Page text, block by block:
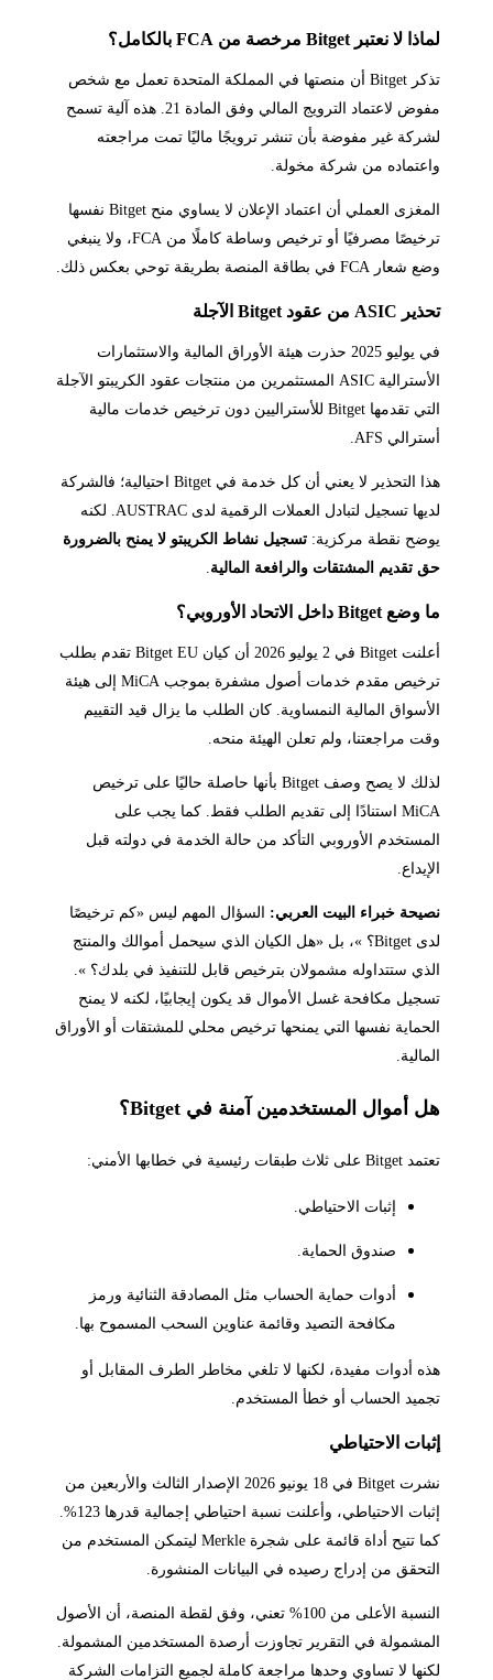
لماذا لا نعتبر Bitget مرخصة من FCA بالكامل؟
تذكر Bitget أن منصتها في المملكة المتحدة تعمل مع شخص
مفوض لاعتماد الترويج المالي وفق المادة 21. هذه آلية تسمح
لشركة غير مفوضة بأن تنشر ترويجًا ماليًا تمت مراجعته
واعتماده من شركة مخولة.
المغزى العملي أن اعتماد الإعلان لا يساوي منح Bitget نفسها
ترخيصًا مصرفيًا أو ترخيص وساطة كاملًا من FCA، ولا ينبغي
وضع شعار FCA في بطاقة المنصة بطريقة توحي بعكس ذلك.
تحذير ASIC من عقود Bitget الآجلة
في يوليو 2025 حذرت هيئة الأوراق المالية والاستثمارات
الأسترالية ASIC المستثمرين من منتجات عقود الكريبتو الآجلة
التي تقدمها Bitget للأستراليين دون ترخيص خدمات مالية
أسترالي AFS.
هذا التحذير لا يعني أن كل خدمة في Bitget احتيالية؛ فالشركة
لديها تسجيل لتبادل العملات الرقمية لدى AUSTRAC. لكنه
يوضح نقطة مركزية: تسجيل نشاط الكريبتو لا يمنح بالضرورة
حق تقديم المشتقات والرافعة المالية.
ما وضع Bitget داخل الاتحاد الأوروبي؟
أعلنت Bitget في 2 يوليو 2026 أن كيان Bitget EU تقدم بطلب
ترخيص مقدم خدمات أصول مشفرة بموجب MiCA إلى هيئة
الأسواق المالية النمساوية. كان الطلب ما يزال قيد التقييم
وقت مراجعتنا، ولم تعلن الهيئة منحه.
لذلك لا يصح وصف Bitget بأنها حاصلة حاليًا على ترخيص
MiCA استنادًا إلى تقديم الطلب فقط. كما يجب على
المستخدم الأوروبي التأكد من حالة الخدمة في دولته قبل
الإيداع.
نصيحة خبراء البيت العربي: السؤال المهم ليس «كم ترخيصًا
لدى Bitget؟ »، بل «هل الكيان الذي سيحمل أموالك والمنتج
الذي ستتداوله مشمولان بترخيص قابل للتنفيذ في بلدك؟ ».
تسجيل مكافحة غسل الأموال قد يكون إيجابيًا، لكنه لا يمنح
الحماية نفسها التي يمنحها ترخيص محلي للمشتقات أو الأوراق
المالية.
هل أموال المستخدمين آمنة في Bitget؟
تعتمد Bitget على ثلاث طبقات رئيسية في خطابها الأمني:
إثبات الاحتياطي.
صندوق الحماية.
أدوات حماية الحساب مثل المصادقة الثنائية ورمز
مكافحة التصيد وقائمة عناوين السحب المسموح بها.
هذه أدوات مفيدة، لكنها لا تلغي مخاطر الطرف المقابل أو
تجميد الحساب أو خطأ المستخدم.
إثبات الاحتياطي
نشرت Bitget في 18 يونيو 2026 الإصدار الثالث والأربعين من
إثبات الاحتياطي، وأعلنت نسبة احتياطي إجمالية قدرها 123%.
كما تتيح أداة قائمة على شجرة Merkle ليتمكن المستخدم من
التحقق من إدراج رصيده في البيانات المنشورة.
النسبة الأعلى من 100% تعني، وفق لقطة المنصة، أن الأصول
المشمولة في التقرير تجاوزت أرصدة المستخدمين المشمولة.
لكنها لا تساوي وحدها مراجعة كاملة لجميع التزامات الشركة